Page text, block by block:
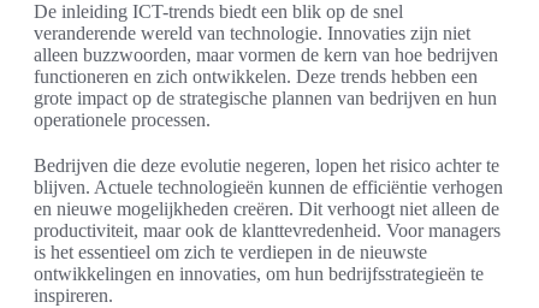
De inleiding ICT-trends biedt een blik op de snel
veranderende wereld van technologie. Innovaties zijn niet
alleen buzzwoorden, maar vormen de kern van hoe bedrijven
functioneren en zich ontwikkelen. Deze trends hebben een
grote impact op de strategische plannen van bedrijven en hun
operationele processen.
Bedrijven die deze evolutie negeren, lopen het risico achter te
blijven. Actuele technologieën kunnen de efficiëntie verhogen
en nieuwe mogelijkheden creëren. Dit verhoogt niet alleen de
productiviteit, maar ook de klanttevredenheid. Voor managers
is het essentieel om zich te verdiepen in de nieuwste
ontwikkelingen en innovaties, om hun bedrijfsstrategieën te
inspireren.